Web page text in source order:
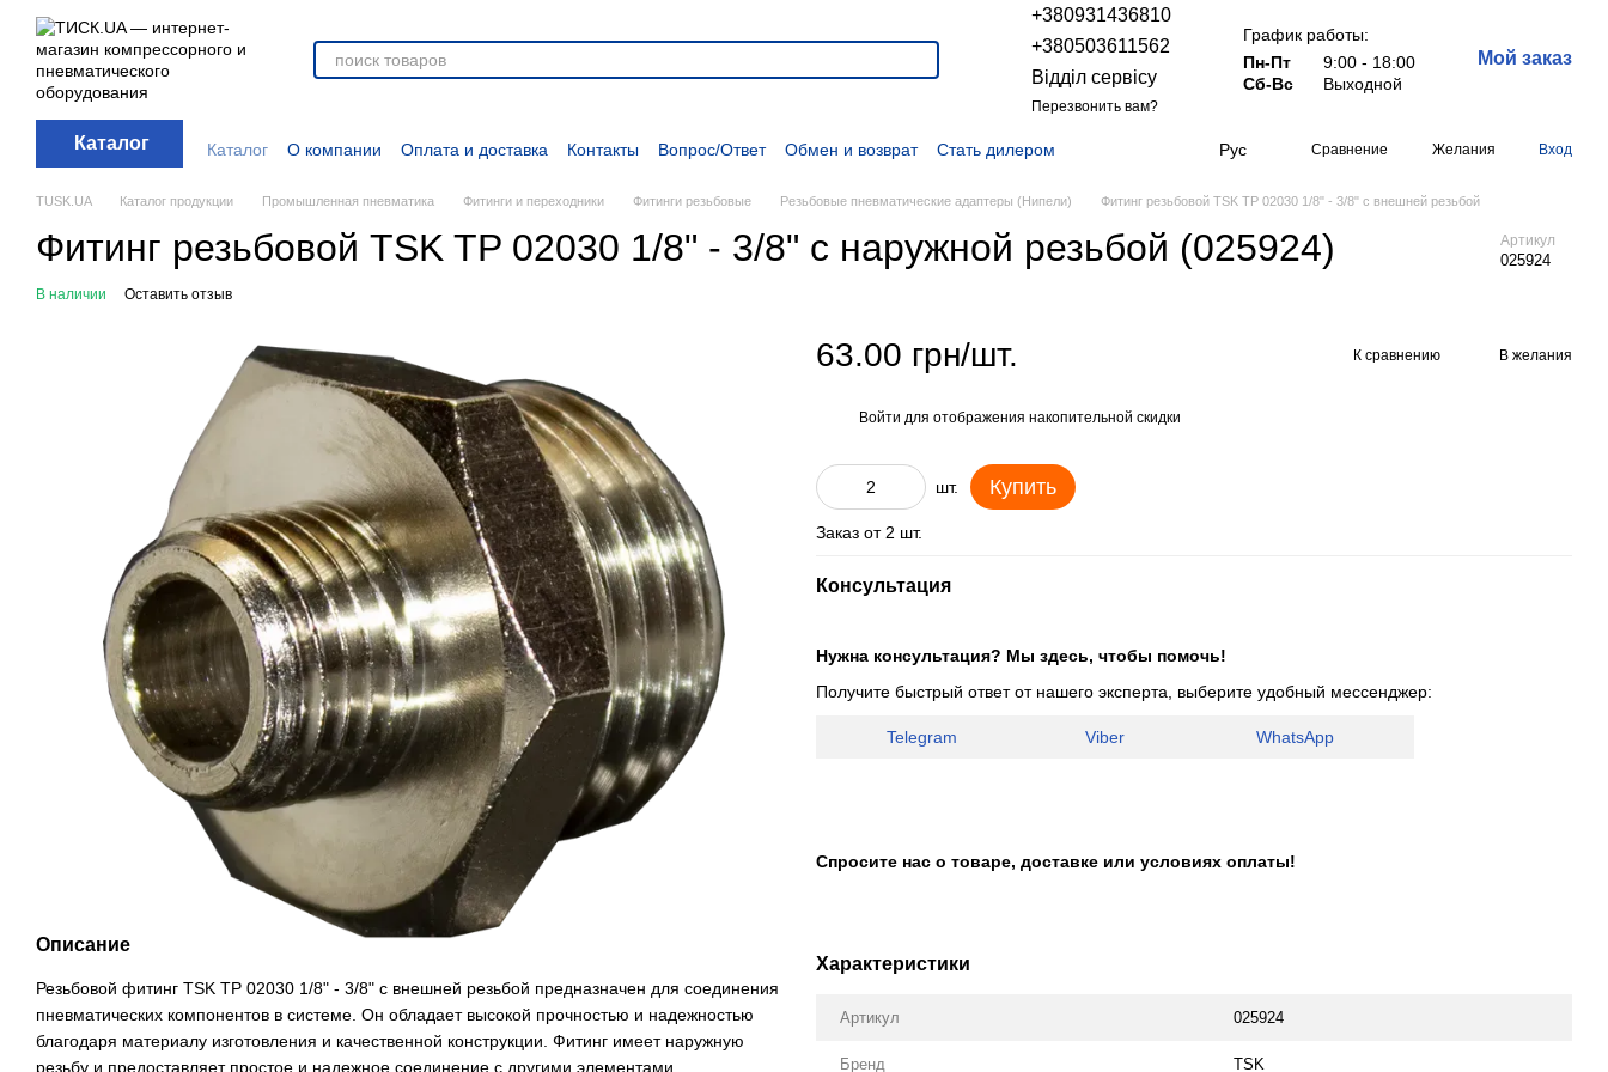
Перейти к основному контенту
+380931436810
+380503611562
Відділ сервісу
Перезвонить вам?
График работы:
Пн-Пт
9:00 - 18:00
Сб-Вс
Выходной
Мой заказ
Каталог Каталог О компании Оплата и доставка Контакты Вопрос/Ответ Обмен и возврат
Стать дилером
Дополнительные материалы
Блог Политика конфиденциальности Договор оферты Распродажа
Рус Сравнение Желания Вход
TUSK.UA Каталог продукции Промышленная пневматика Фитинги и переходники Фитинги резьбовые Резьбовые пневматические адаптеры (Нипели) Фитинг резьбовой TSK TP 02030 1/8" - 3/8" с внешней резьбой
Фитинг резьбовой TSK TP 02030 1/8" - 3/8" с наружной резьбой (025924) Артикул
025924
В наличии Оставить отзыв
Описание
Резьбовой фитинг TSK TP 02030 1/8" - 3/8" с внешней резьбой предназначен для соединения
пневматических компонентов в системе. Он обладает высокой прочностью и надежностью
благодаря материалу изготовления и качественной конструкции. Фитинг имеет наружную
резьбу и предоставляет простое и надежное соединение с другими элементами
63.00 грн/шт. К сравнению В желания
Войти для отображения накопительной скидки
шт. Купить
Заказ от 2 шт.
Консультация
Нужна консультация? Мы здесь, чтобы помочь!
Получите быстрый ответ от нашего эксперта, выберите удобный мессенджер:
Telegram Viber WhatsApp
Спросите нас о товаре, доставке или условиях оплаты!
Характеристики
Артикул 025924
Бренд TSK